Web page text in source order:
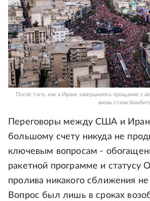
После того, как в Иране завершилось прощание с
вновь стали
Переговоры между США и
большому счету никуда не
ключевым вопросам -
ракетной программе и статусу
пролива никакого сближения
Вопрос был лишь в сроках